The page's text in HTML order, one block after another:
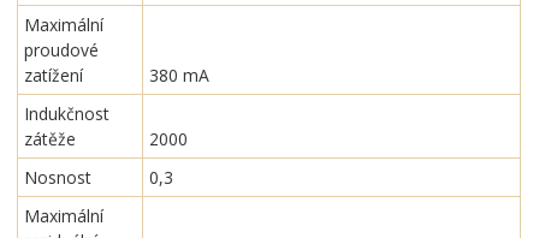
Maximální
proudové
zatížení
380 mA
Indukčnost
zátěže
2000
Nosnost
0,3
Maximální